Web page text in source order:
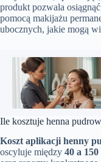
produkt pozwala
pomocą makijażu
ubocznych, jakie mogą
Ile kosztuje henna
Koszt aplikacji henny
oscyluje między 40 a 150